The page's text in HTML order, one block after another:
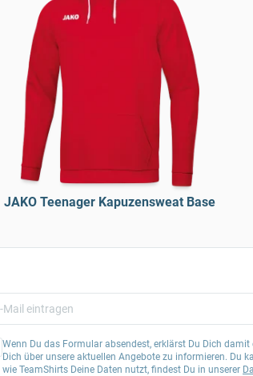
JAKO Teenager Kapuzensweat Base
Wenn Du das Formular absendest, erklärst Du Dich
Dich über unsere aktuellen Angebote zu informieren. Du
wie TeamShirts Deine Daten nutzt, findest Du in unserer